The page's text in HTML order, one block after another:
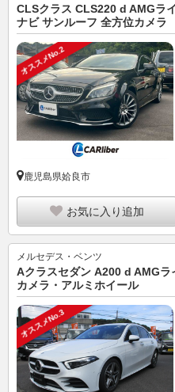
CLSクラス CLS220 d AMGラ
ナビ サンルーフ 全方位カメラ
オススメNo.2
鹿児島県姶良市
お気に入り追加
メルセデス・ベンツ
Aクラスセダン A200 d AMG
カメラ・アルミホイール
オススメNo.3